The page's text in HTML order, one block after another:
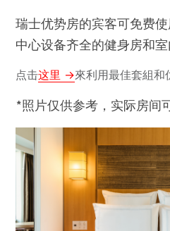
瑞士优势房的宾客可免费使
中心设备齐全的健身房和室
点击这里 來利用最佳套組和
*照片仅供参考，实际房间